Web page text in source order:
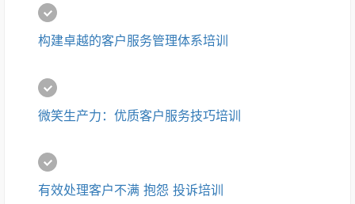
构建卓越的客户服务管理体系培训
微笑生产力：优质客户服务技巧培训
有效处理客户不满 抱怨 投诉培训